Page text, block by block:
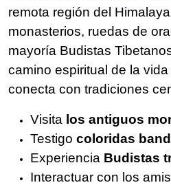
remota región del
monasterios, ruedas de
mayoría Budistas
camino espiritual de la
conecta con tradiciones
Visita los antiguos
Testigo coloridas
Experiencia Budistas
Interactuar con los